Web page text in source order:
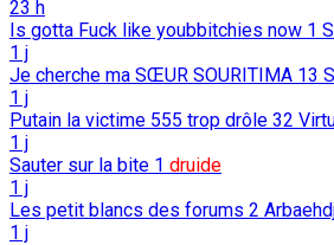
23 h
Is gotta Fuck like youbbitchies now 1
1 j
Je cherche ma SŒUR SOURITIMA 13
1 j
Putain la victime 555 trop drôle 32
1 j
Sauter sur la bite 1 druide
1 j
Les petit blancs des forums 2
1 j